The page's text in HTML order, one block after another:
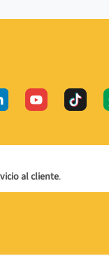
al cliente.